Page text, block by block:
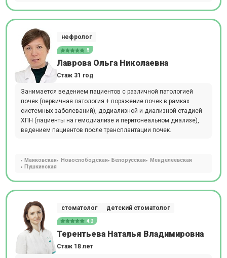
нефролог
5
Лаврова Ольга Николаевна
Стаж 31 год
Занимается ведением пациентов с различной патологией
почек (первичная патология + поражение почек в рамках
системных заболеваний), додиализной и диализной стадией
ХПН (пациенты на гемодиализе и перитонеальном диализе),
ведением пациентов после трансплантации почек.
Маяковская Новослободская Белорусская
Менделеевская
Пушкинская
стоматолог детский стоматолог
4.2
Терентьева Наталья Владимировна
Стаж 18 лет